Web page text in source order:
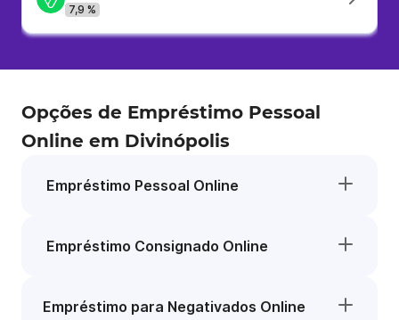
7,9 %
Opções de Empréstimo Pessoal
Online em Divinópolis
Empréstimo Pessoal Online
Empréstimo Consignado Online
Empréstimo para Negativados Online